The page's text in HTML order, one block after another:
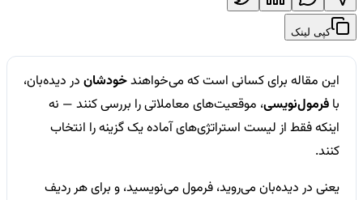
کپی لینک
این مقاله برای کسانی است که می‌خواهندخودشان در دیده‌بان،
با فرمول‌نویسی، موقعیت‌های معاملاتی را بررسی کنند — نه
اینکه فقط از لیست استراتژی‌های آماده یک گزینه را انتخاب
کنند.
یعنی در دیده‌بان می‌روید، فرمول می‌نویسید، و برای هر ردیف